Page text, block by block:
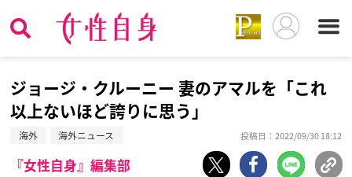
ジョージ・クルーニー 妻のアマルを「これ
以上ないほど誇りに思う」
海外 海外ニュース 投稿日：2022/09/30 18:12
『女性自身』編集部